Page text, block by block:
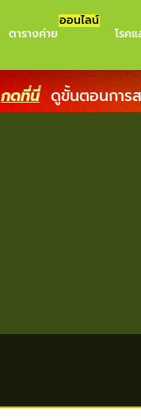
ตารางค่าย
ออนไลน์
โรค
กดที่นี่ ดูขั้นตอนการ